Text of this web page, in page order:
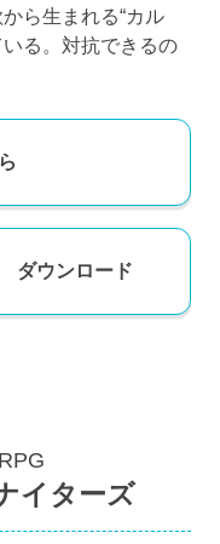
ら生まれる“カル
る。対抗できるの
ダウンロード
イターズ